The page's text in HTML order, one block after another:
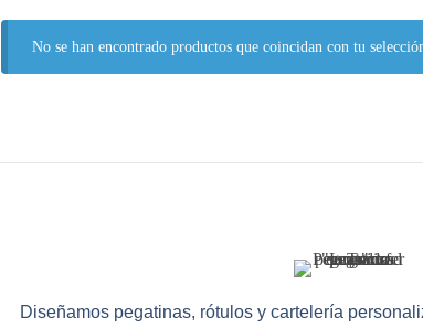
No se han encontrado productos que coincidan con tu
Diseñamos pegatinas, rótulos y cartelería